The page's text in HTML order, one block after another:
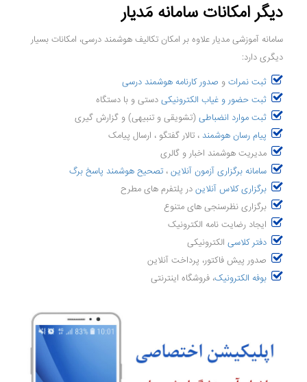
دیگر امکانات سامانه مَدیار
سامانه آموزشی مدیار علاوه بر امکان تکالیف هوشمند درسی، امکانات بسیار
دیگری دارد:
ثبت نمرات و صدور کارنامه هوشمند درسی
ثبت حضور و غیاب الکترونیکی دستی و با دستگاه
ثبت موارد انضباطی (تشویقی و تنبیهی) و گزارش گیری
پیام رسان هوشمند ، تالار گفتگو ، ارسال پیامک
مدیریت هوشمند اخبار و گالری
سامانه برگزاری آزمون آنلاین ، تصحیح هوشمند پاسخ برگ
برگزاری کلاس آنلاین در پلتفرم های مطرح
برگزاری نظرسنجی های متنوع
ایجاد رضایت نامه الکترونیک
دفتر کلاسی الکترونیکی
صدور پیش فاکتور، پرداخت آنلاین
بوفه الکترونیک، فروشگاه اینترنتی